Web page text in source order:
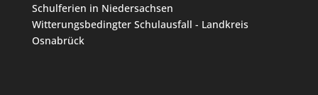
Schulferien in Niedersachsen
Witterungsbedingter Schulausfall - Landkreis
Osnabrück